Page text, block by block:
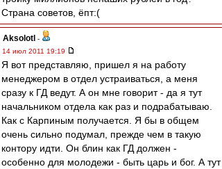
Страна советов, ёпт:(
Aksolotl -
14 июл 2011 19:19
Я вот представляю, пришел я на работу
менеджером в отдел устраиваться, а меня
сразу к ГД ведут. А он мне говорит - да я тут
начальником отдела как раз и подрабатываю.
Как с Карпиным получается. Я бы в общем
очень сильно подумал, прежде чем в такую
контору идти. Он блин как ГД должен -
особенно для молодежи - быть царь и бог. А тут